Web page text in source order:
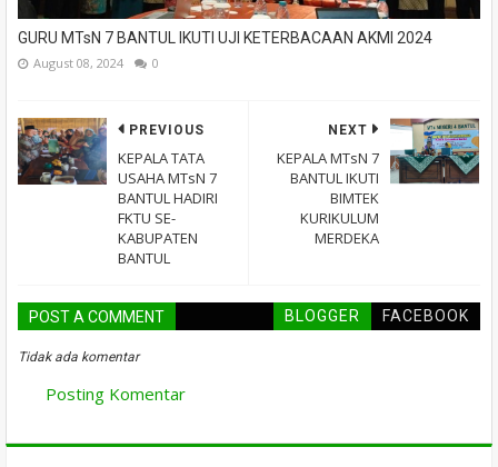
GURU MTsN 7 BANTUL IKUTI UJI KETERBACAAN AKMI 2024
August 08, 2024 0
NEXT
KEPALA MTsN 7
BANTUL IKUTI
BIMTEK
KURIKULUM
MERDEKA
PREVIOUS
KEPALA TATA
USAHA MTsN 7
BANTUL HADIRI
FKTU SE-
KABUPATEN
BANTUL
POST A COMMENT BLOGGER FACEBOOK
Tidak ada komentar
Posting Komentar